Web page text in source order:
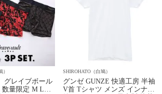
グレイブボール
数量限定 M L
SHIROHATO（白鳩）
グンゼ GUNZE 快適工房 半袖
V首 Tシャツ メンズ インナー